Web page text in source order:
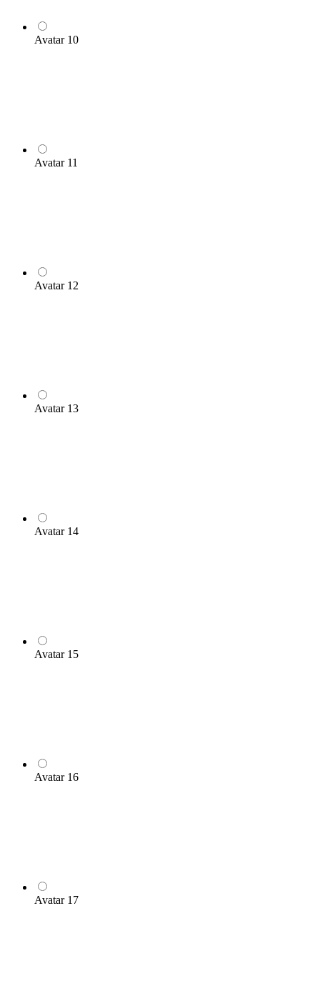
Avatar 10
Avatar 11
Avatar 12
Avatar 13
Avatar 14
Avatar 15
Avatar 16
Avatar 17